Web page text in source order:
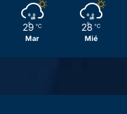
29 ℃
Mar
28 ℃
Mié